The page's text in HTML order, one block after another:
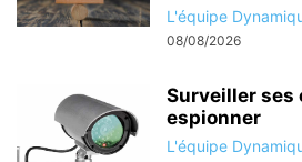
L'équipe
08/08/2026
Surveiller ses
espionner
L'équipe